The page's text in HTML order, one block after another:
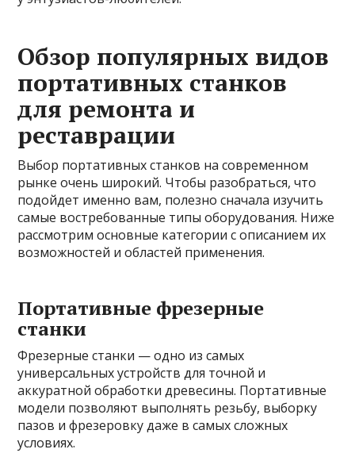
Обзор популярных видов
портативных станков
для ремонта и
реставрации
Выбор портативных станков на современном
рынке очень широкий. Чтобы разобраться, что
подойдет именно вам, полезно сначала изучить
самые востребованные типы оборудования. Ниже
рассмотрим основные категории с описанием их
возможностей и областей применения.
Портативные фрезерные
станки
Фрезерные станки — одно из самых
универсальных устройств для точной и
аккуратной обработки древесины. Портативные
модели позволяют выполнять резьбу, выборку
пазов и фрезеровку даже в самых сложных
условиях.